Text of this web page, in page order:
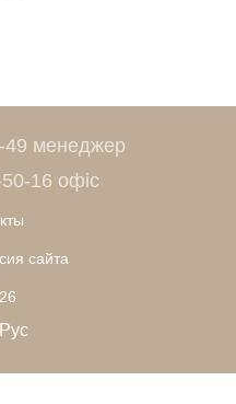
49 менеджер
16 офіс
сайта
Рус